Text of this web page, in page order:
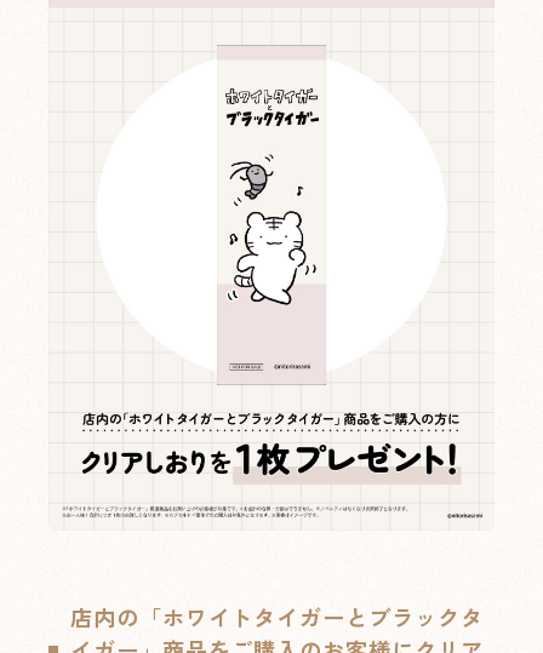
店内の「ホワイトタイガーとブラックタ